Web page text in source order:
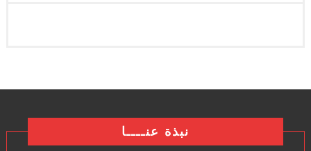
نبذة عنــــا